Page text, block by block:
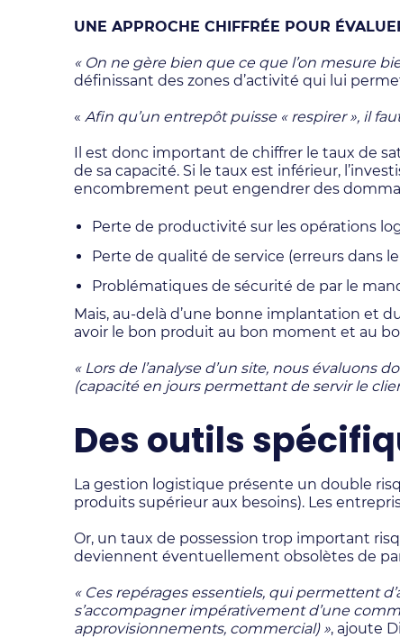
UNE APPROCHE CHIFFRÉE POUR
« On ne gère bien que ce que l’on mesure
définissant des zones d’activité qui lui
« Afin qu’un entrepôt puisse « respirer », il
Il est donc important de chiffrer le taux de
de sa capacité. Si le taux est inférieur,
encombrement peut engendrer des
Perte de productivité sur les opérations
Perte de qualité de service (erreurs dans
Problématiques de sécurité de par le
Mais, au-delà d’une bonne implantation et
avoir le bon produit au bon moment et au
« Lors de l’analyse d’un site, nous
(capacité en jours permettant de servir le
Des outils
La gestion logistique présente un double
produits supérieur aux besoins). Les
Or, un taux de possession trop important
deviennent éventuellement obsolètes de
« Ces repérages essentiels, qui permettent
s’accompagner impérativement d’une
approvisionnements, commercial) », ajoute